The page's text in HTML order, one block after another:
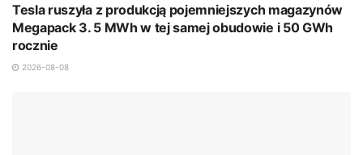
Tesla ruszyła z produkcją pojemniejszych magazynów
Megapack 3. 5 MWh w tej samej obudowie i 50 GWh
rocznie
2026-08-08